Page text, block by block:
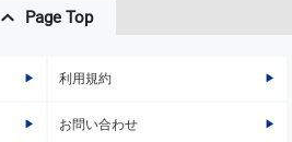
Page Top
利用規約
お問い合わせ